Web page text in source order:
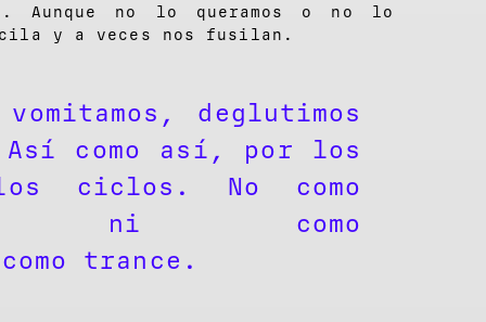
Aunque no lo queramos o no lo
y a veces nos fusilan.
deglutimos
Así como así, por los
ciclos. No como
ni como
trance.